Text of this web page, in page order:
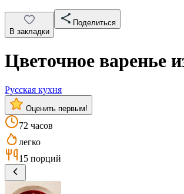
В закладки
Поделиться
Цветочное варенье
Русская кухня
Оценить первым!
72 часов
легко
15 порций